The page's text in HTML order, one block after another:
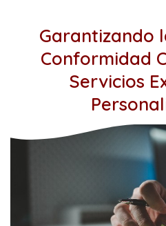
Garantizando
Conformidad
Servicios